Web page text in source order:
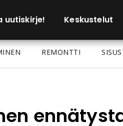
uutiskirje! Keskustelut
REMONTTI